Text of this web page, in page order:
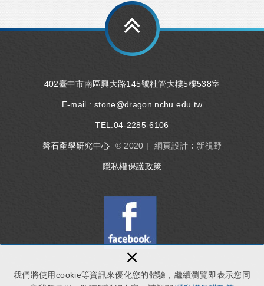
我們將使用cookie等資訊來優化您的體驗，繼續瀏覽即表示您同
×
402臺中市南區興大路145號社管大樓5樓538室
E-mail : stone@dragon.nchu.edu.tw
TEL:04-2285-6106
磐石產學研究中心 © 2020 | 網頁設計 : 新視野
隱私權保護政策